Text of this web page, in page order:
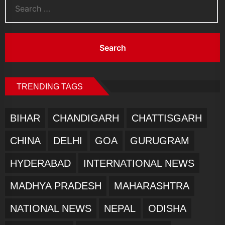
for:
TRENDING TAGS
BIHAR CHANDIGARH CHATTISGARH
CHINA DELHI GOA GURUGRAM
HYDERABAD INTERNATIONAL NEWS
MADHYA PRADESH MAHARASHTRA
NATIONAL NEWS NEPAL ODISHA